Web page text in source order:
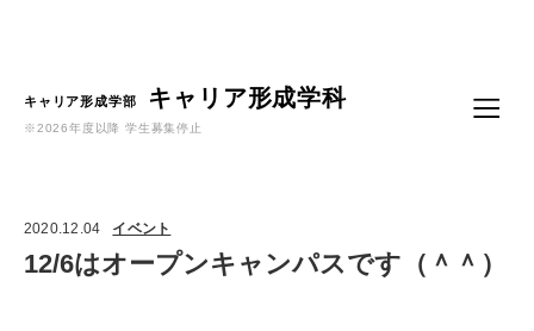
キャリア形成学部 キャリア形成学科
※2026年度以降 学生募集停止
2020.12.04 イベント
12/6はオープンキャンパスです（＾＾）